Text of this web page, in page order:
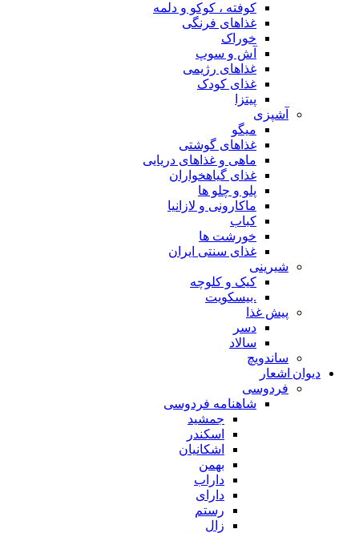
کوفته ، کوکو و دلمه
غذاهای فرنگی
خوراک
آش و سوپ
غذاهای رژیمی
غذای کودک
پیتزا
آشپزی
میگو
غذاهای گوشتی
ماهی و غذاهای دریایی
غذای گیاهخواران
پلو و چلو ها
ماکارونی و لازانیا
کباب
خورشت ها
غذای سنتی ایران
شیرینی
کیک و کلوچه
.بیسکویت
پیش غذا
دسر
سالاد
ساندویچ
دیوان اشعار
فردوسی
شاهنامه فردوسی
جمشید
اسکندر
اشکانیان
بهمن
داراب
دارای
رستم
زال